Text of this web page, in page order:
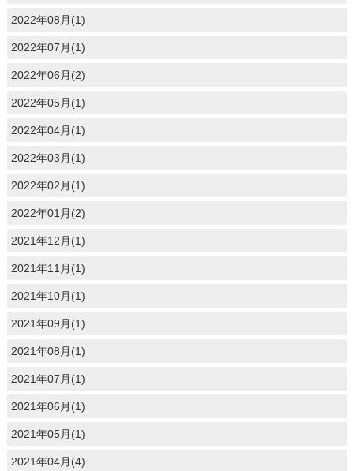
2022年08月(1)
2022年07月(1)
2022年06月(2)
2022年05月(1)
2022年04月(1)
2022年03月(1)
2022年02月(1)
2022年01月(2)
2021年12月(1)
2021年11月(1)
2021年10月(1)
2021年09月(1)
2021年08月(1)
2021年07月(1)
2021年06月(1)
2021年05月(1)
2021年04月(4)